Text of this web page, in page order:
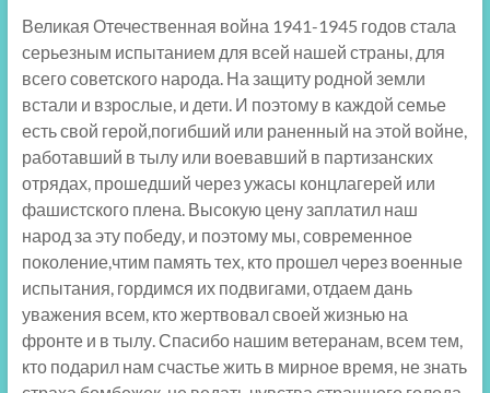
Великая Отечественная война 1941-1945 годов стала
серьезным испытанием для всей нашей страны, для
всего советского народа. На защиту родной земли
встали и взрослые, и дети. И поэтому в каждой семье
есть свой герой,погибший или раненный на этой войне,
работавший в тылу или воевавший в партизанских
отрядах, прошедший через ужасы концлагерей или
фашистского плена. Высокую цену заплатил наш
народ за эту победу, и поэтому мы, современное
поколение,чтим память тех, кто прошел через военные
испытания, гордимся их подвигами, отдаем дань
уважения всем, кто жертвовал своей жизнью на
фронте и в тылу. Спасибо нашим ветеранам, всем тем,
кто подарил нам счастье жить в мирное время, не знать